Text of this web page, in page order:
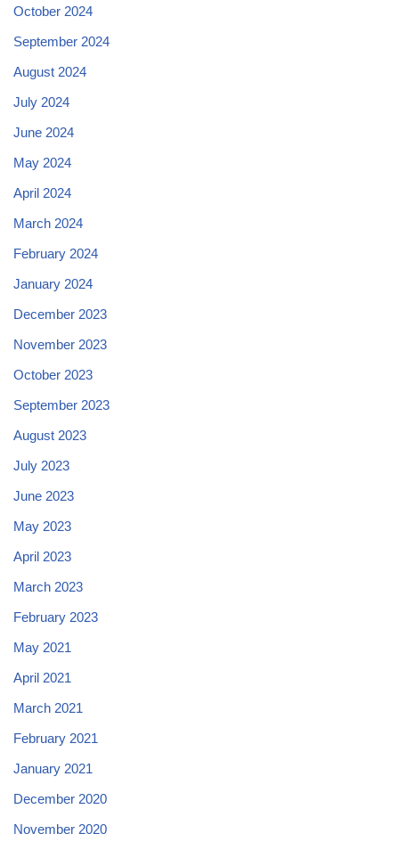
October 2024
September 2024
August 2024
July 2024
June 2024
May 2024
April 2024
March 2024
February 2024
January 2024
December 2023
November 2023
October 2023
September 2023
August 2023
July 2023
June 2023
May 2023
April 2023
March 2023
February 2023
May 2021
April 2021
March 2021
February 2021
January 2021
December 2020
November 2020